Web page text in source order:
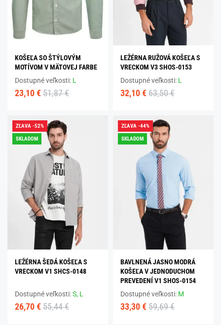
KOŠEĽA SO ŠTÝLOVÝM
MOTÍVOM V MÄTOVEJ FARBE
Dostupné veľkosti: L
23,10 € 51,87 €
LEŽÉRNA RUŽOVÁ KOŠEĽA S
VRECKOM V3 SHOS-0153
Dostupné veľkosti: L
32,10 € 63,50 €
ZĽAVA -52%
SKLADOM
LEŽÉRNA ŠEDÁ KOŠEĽA S
VRECKOM V1 SHCS-0148
Dostupné veľkosti:S, L
26,70 € 55,44 €
ZĽAVA -44%
SKLADOM
BAVLNENÁ JASNO MODRÁ
KOŠEĽA V JEDNODUCHOM
PREVEDENÍ V1 SHOS-0154
Dostupné veľkosti: M
33,30 € 59,69 €